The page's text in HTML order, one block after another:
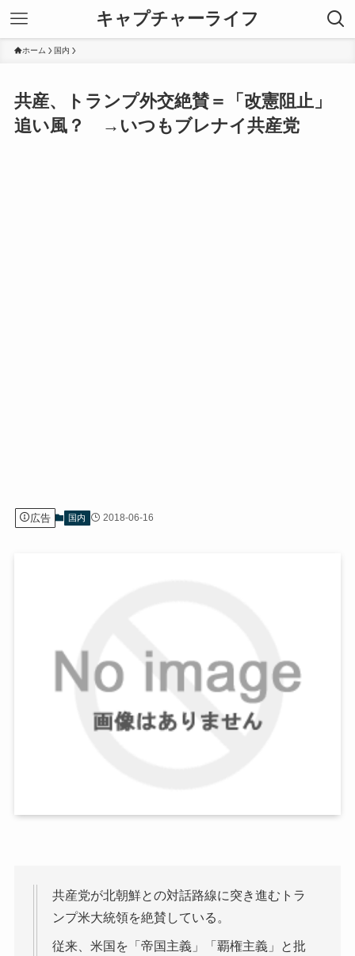
キャプチャーライフ
ホーム 国内
共産、トランプ外交絶賛＝「改憲阻止」
追い風？ →いつもブレナイ共産党
広告 国内 2018-06-16
共産党が北朝鮮との対話路線に突き進むトラ
ンプ米大統領を絶賛している。
従来、米国を「帝国主義」「覇権主義」と批